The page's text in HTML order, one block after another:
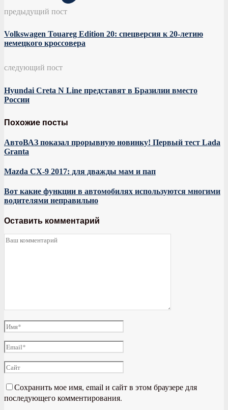
предыдущий пост
Volkswagen Touareg Edition 20: спецверсия к 20-летию
немецкого кроссовера
следующий пост
Hyundai Creta N Line представят в Бразилии вместо
России
Похожие посты
АвтоВАЗ показал прорывную новинку! Первый тест Lada
Granta
Mazda CX-9 2017: для дважды мам и пап
Вот какие функции в автомобилях используются многими
водителями неправильно
Оставить комментарий
Сохранить мое имя, email и сайт в этом браузере для
последующего комментирования.